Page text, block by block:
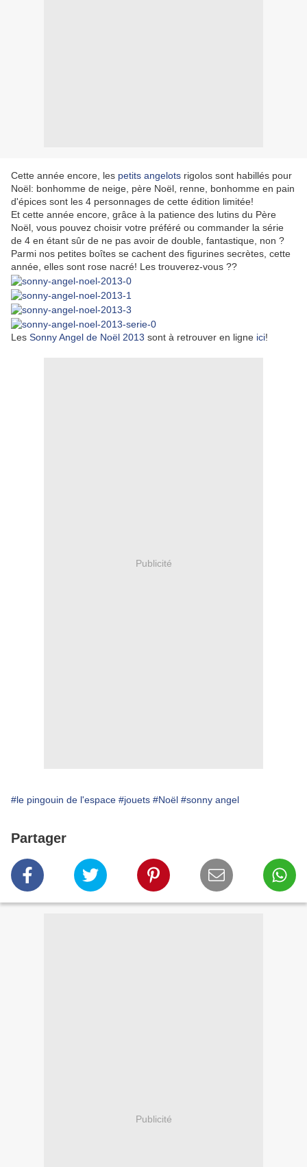
Cette année encore, les petits angelots rigolos sont habillés pour
Noël: bonhomme de neige, père Noël, renne, bonhomme en pain
d'épices sont les 4 personnages de cette édition limitée!
Et cette année encore, grâce à la patience des lutins du Père
Noël, vous pouvez choisir votre préféré ou commander la série
de 4 en étant sûr de ne pas avoir de double, fantastique, non ?
Parmi nos petites boîtes se cachent des figurines secrètes, cette
année, elles sont rose nacré! Les trouverez-vous ??
Les Sonny Angel de Noël 2013 sont à retrouver en ligne ici!
Publicité
#le pingouin de l'espace #jouets #Noël #sonny angel
Partager
Publicité